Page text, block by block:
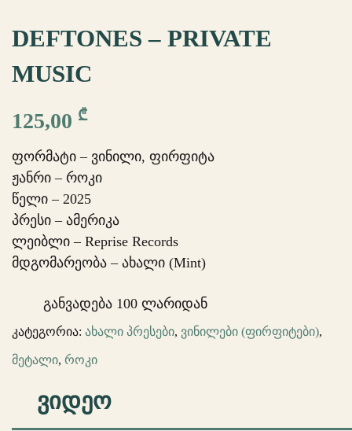
DEFTONES – PRIVATE
MUSIC
125,00 ₾
ფორმატი – ვინილი, ფირფიტა
ჟანრი – როკი
წელი – 2025
პრესი – ამერიკა
ლეიბლი – Reprise Records
მდგომარეობა – ახალი (Mint)
განვადება 100 ლარიდან
კატეგორია: ახალი პრესები, ვინილები (ფირფიტები),
მეტალი, როკი
ᲕᲘᲓᲔᲝ